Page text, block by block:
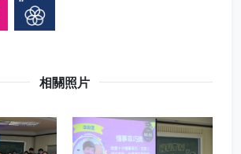
相關照片